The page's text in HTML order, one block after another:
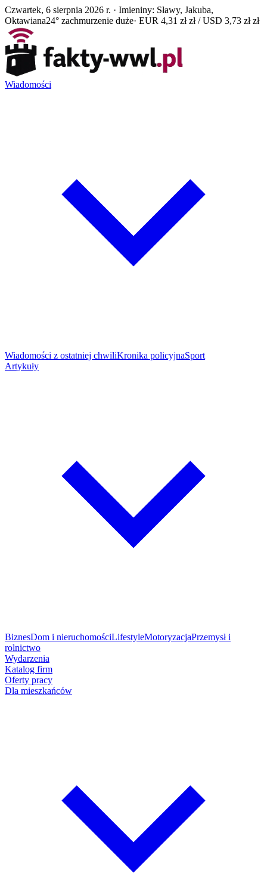
Czwartek, 6 sierpnia 2026 r. · Imieniny: Sławy, Jakuba,
Oktawiana24° zachmurzenie duże· EUR 4,31 zł zł / USD 3,73 zł zł
Wiadomości
Wiadomości z ostatniej chwiliKronika policyjnaSport
Artykuły
BiznesDom i nieruchomościLifestyleMotoryzacjaPrzemysł i
rolnictwo
Wydarzenia
Katalog firm
Oferty pracy
Dla mieszkańców